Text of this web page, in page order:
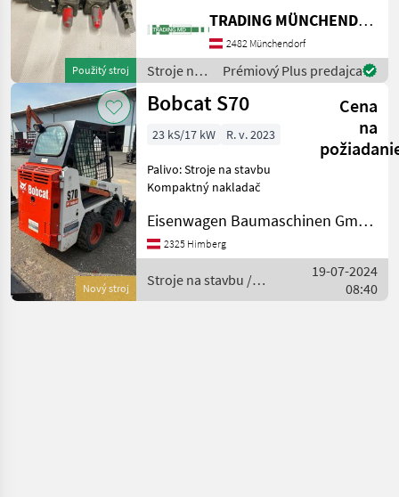
Použitý stroj
stammt. Der Steuerblock ist
funktionsfähig. Ideal für
Reparaturen oder als E
TRADING MÜNCHENDORF Handels GmbH
2482 Münchendorf
Stroje na
stavbu /
Bobcat
Prémiový Plus predajca
Nový stroj
Bobcat S70
Cena
na
23 kS/17 kW R. v. 2023
Palivo: Stroje na stavbu
Kompaktný nakladač
Eisenwagen Baumaschinen GmbH
2325 Himberg
Stroje na stavbu /
Bobcat
19-07-2024
08:40